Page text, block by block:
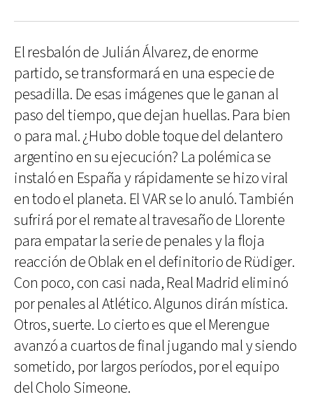
El resbalón de Julián Álvarez, de enorme
partido, se transformará en una especie de
pesadilla. De esas imágenes que le ganan al
paso del tiempo, que dejan huellas. Para bien
o para mal. ¿Hubo doble toque del delantero
argentino en su ejecución? La polémica se
instaló en España y rápidamente se hizo viral
en todo el planeta. El VAR se lo anuló. También
sufrirá por el remate al travesaño de Llorente
para empatar la serie de penales y la floja
reacción de Oblak en el definitorio de Rüdiger.
Con poco, con casi nada, Real Madrid eliminó
por penales al Atlético. Algunos dirán mística.
Otros, suerte. Lo cierto es que el Merengue
avanzó a cuartos de final jugando mal y siendo
sometido, por largos períodos, por el equipo
del Cholo Simeone.